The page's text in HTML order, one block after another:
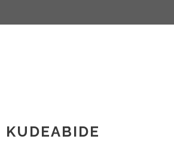
KUDEABIDE